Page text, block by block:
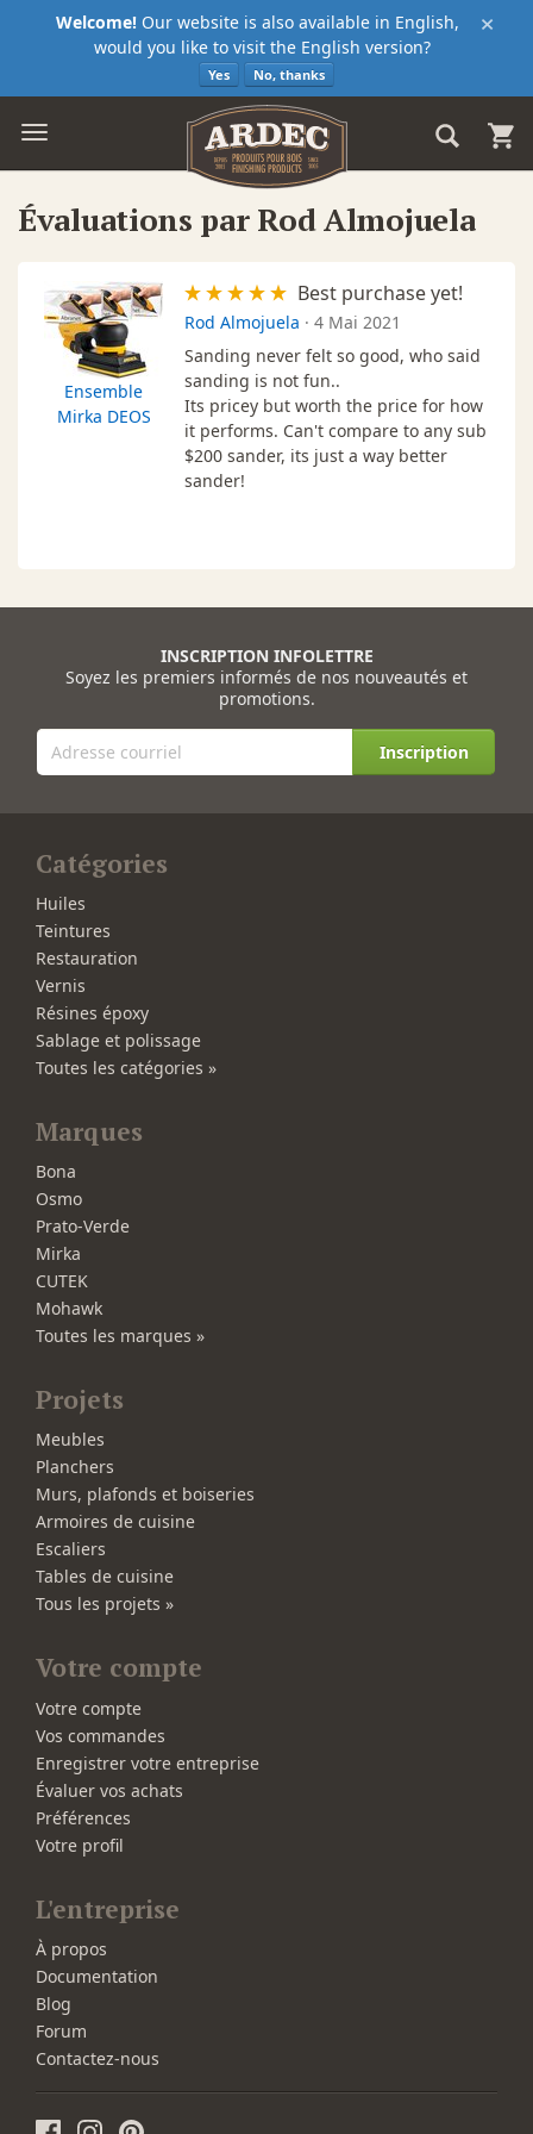
×
Welcome! Our website is also available in English,
would you like to visit the English version?
Yes No, thanks
Évaluations par Rod Almojuela
Ensemble
Mirka DEOS
Best purchase yet!
Rod Almojuela · 4 Mai 2021
Sanding never felt so good, who said
sanding is not fun..
Its pricey but worth the price for how
it performs. Can't compare to any sub
$200 sander, its just a way better
sander!
INSCRIPTION INFOLETTRE
Soyez les premiers informés de nos nouveautés et
promotions.
Inscription
Catégories
Huiles
Teintures
Restauration
Vernis
Résines époxy
Sablage et polissage
Toutes les catégories »
Marques
Bona
Osmo
Prato-Verde
Mirka
CUTEK
Mohawk
Toutes les marques »
Projets
Meubles
Planchers
Murs, plafonds et boiseries
Armoires de cuisine
Escaliers
Tables de cuisine
Tous les projets »
Votre compte
Votre compte
Vos commandes
Enregistrer votre entreprise
Évaluer vos achats
Préférences
Votre profil
L'entreprise
À propos
Documentation
Blog
Forum
Contactez-nous